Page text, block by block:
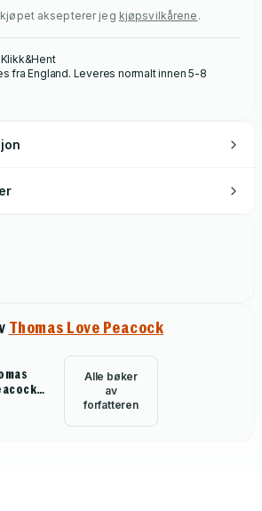
in which he describes the
to his friends – as 'status-quo-ites',
enthusiasts' and 'lovers of
aksepterer jeg kjøpsvilkårene .
fra England. Leveres normalt innen 5-8
Thomas Love Peacock
Alle bøker
av
forfatteren